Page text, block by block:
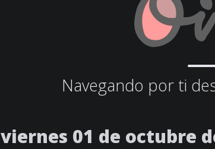
Navegando por ti
viernes 01 de octubre